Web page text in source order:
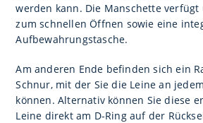
werden kann. Die Manschette
zum schnellen Öffnen sowie eine
Aufbewahrungstasche.
Am anderen Ende befinden sich ein
Schnur, mit der Sie die Leine an
können. Alternativ können Sie diese
Leine direkt am D-Ring auf der